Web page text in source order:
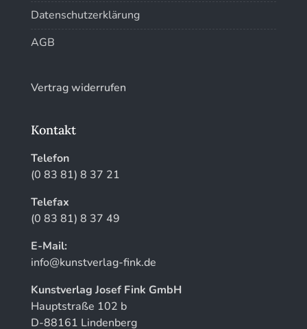
Datenschutzerklärung
AGB
Vertrag widerrufen
Kontakt
Telefon
(0 83 81) 8 37 21
Telefax
(0 83 81) 8 37 49
E-Mail:
info@kunstverlag-fink.de
Kunstverlag Josef Fink GmbH
Hauptstraße 102 b
D-88161 Lindenberg